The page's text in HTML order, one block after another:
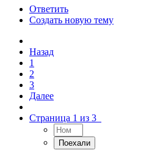
Ответить
Создать новую тему
Назад
1
2
3
Далее
Страница 1 из 3